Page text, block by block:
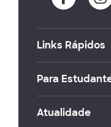
Links Rápidos
Para
Atualidade